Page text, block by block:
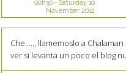
00h30- Saturday 10
November 2012
Che....., llamemoslo a
ver si levanta un poco el blog